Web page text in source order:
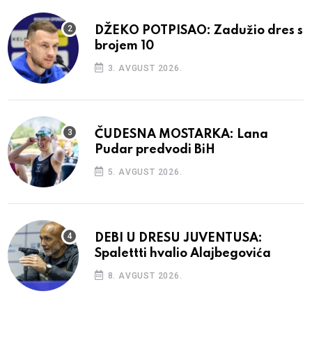
DŽEKO POTPISAO: Zadužio dres s
brojem 10
3. AVGUST 2026.
ČUDESNA MOSTARKA: Lana
Pudar predvodi BiH
5. AVGUST 2026.
DEBI U DRESU JUVENTUSA:
Spalettti hvalio Alajbegovića
8. AVGUST 2026.